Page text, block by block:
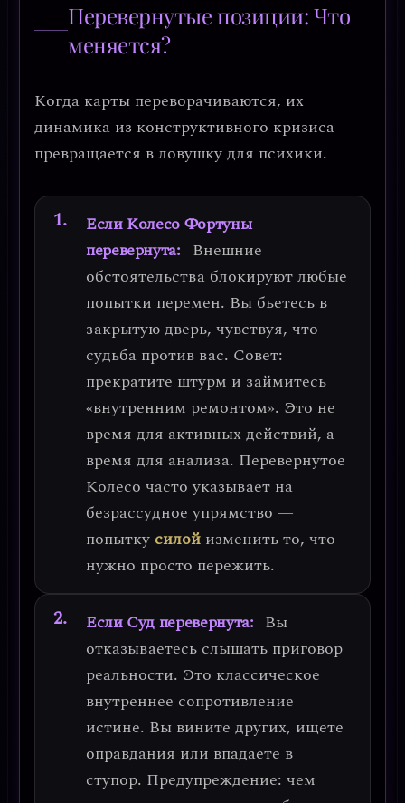
Перевернутые позиции: Что
меняется?
Когда карты переворачиваются, их
динамика из конструктивного кризиса
превращается вловушку для психики.
Если Колесо Фортуны
перевернута: Внешние
обстоятельства блокируют любые
попытки перемен. Вы бьетесь в
закрытую дверь, чувствуя, что
судьба против вас. Совет:
прекратите штурм и займитесь
«внутренним ремонтом». Это не
время для активных действий, а
время для анализа. Перевернутое
Колесо часто указывает на
безрассудное упрямство —
попытку силой изменить то, что
нужно просто пережить.
Если Суд перевернута: Вы
отказываетесь слышать приговор
реальности. Это классическое
внутреннее сопротивление
истине. Вы вините других, ищете
оправдания или впадаете в
ступор. Предупреждение: чем